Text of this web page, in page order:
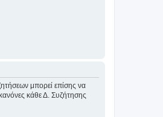
μπορεί επίσης να
κάθε Δ. Συζήτησης